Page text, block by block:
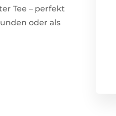
Tee – perfekt
oder als